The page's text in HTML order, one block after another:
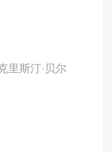
里斯汀·贝尔